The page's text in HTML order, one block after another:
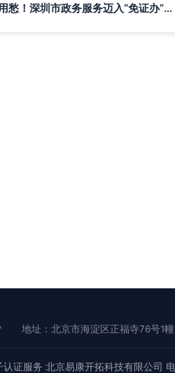
忘带证件不用愁！深圳市政务服务迈入“免证办”新阶段
地址：北京市海淀区正福寺76号1幢
认证服务 北京易康开拓科技有限公司